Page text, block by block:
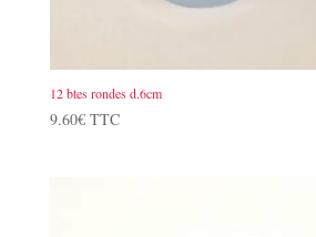
12 btes rondes d.6cm
9.60€ TTC